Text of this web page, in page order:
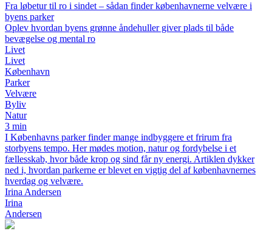
Fra løbetur til ro i sindet – sådan finder københavnerne velvære i
byens parker
Oplev hvordan byens grønne åndehuller giver plads til både
bevægelse og mental ro
Livet
Livet
København
Parker
Velvære
Byliv
Natur
3 min
I Københavns parker finder mange indbyggere et frirum fra
storbyens tempo. Her mødes motion, natur og fordybelse i et
fællesskab, hvor både krop og sind får ny energi. Artiklen dykker
ned i, hvordan parkerne er blevet en vigtig del af københavnernes
hverdag og velvære.
Irina Andersen
Irina
Andersen